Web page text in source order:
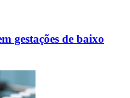
gestações de baixo